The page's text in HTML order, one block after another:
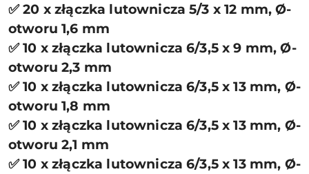
✅ 20 x złączka lutownicza 5/3 x 12 mm, Ø-
otworu 1,6 mm
✅ 10 x złączka lutownicza 6/3,5 x 9 mm, Ø-
otworu 2,3 mm
✅ 10 x złączka lutownicza 6/3,5 x 13 mm, Ø-
otworu 1,8 mm
✅ 10 x złączka lutownicza 6/3,5 x 13 mm, Ø-
otworu 2,1 mm
✅ 10 x złączka lutownicza 6/3,5 x 13 mm, Ø-